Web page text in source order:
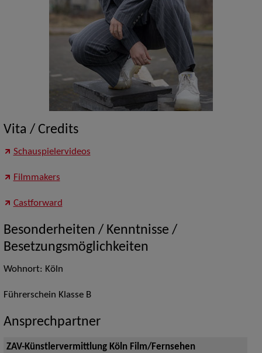
Vita / Credits
Schauspielervideos
Filmmakers
Castforward
Besonderheiten / Kenntnisse /
Besetzungsmöglichkeiten
Wohnort: Köln
Führerschein Klasse B
Ansprechpartner
ZAV-Künstlervermittlung Köln Film/Fernsehen